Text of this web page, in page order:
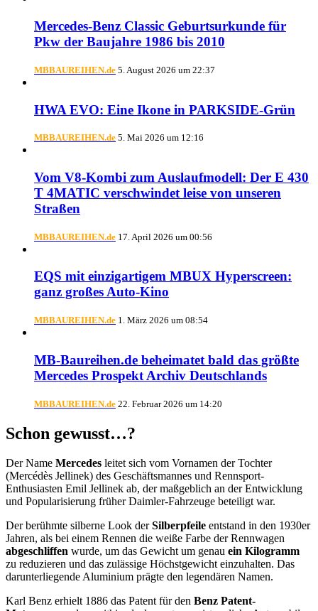
Mercedes-Benz Classic Geburtsurkunde für
Pkw der Baujahre 1986 bis 2010
MBBAUREIHEN.de 5. August 2026 um 22:37
HWA EVO: Eine Ikone in PARKSIDE-Grün
MBBAUREIHEN.de 5. Mai 2026 um 12:16
Vom V8-Kombi zum Auslaufmodell: Der E 430
T 4MATIC verschwindet leise von unseren
Straßen
MBBAUREIHEN.de 17. April 2026 um 00:56
EQS mit einzigartigem MBUX Hyperscreen:
ganz großes Auto-Kino
MBBAUREIHEN.de 1. März 2026 um 08:54
MB-Baureihen.de beheimatet bald das größte
Mercedes Prospekt Archiv Deutschlands
MBBAUREIHEN.de 22. Februar 2026 um 14:20
Schon gewusst…?
Der Name Mercedes leitet sich vom Vornamen der Tochter
(Mercédès Jellinek) des Geschäftsmannes und Rennsport-
Enthusiasten Emil Jellinek ab, der maßgeblich an der Entwicklung
und Popularisierung früher Daimler-Fahrzeuge beteiligt war.
Der berühmte silberne Look derSilberpfeile entstand in den 1930er
Jahren, als bei einem Rennen die weiße Farbe der Rennwagen
abgeschliffen wurde, um das Gewicht um genau ein Kilogramm
zu reduzieren und das zulässige Höchstgewicht einzuhalten. Das
darunterliegende Aluminium prägte den legendären Namen.
Karl Benz erhielt 1886 das Patent für den Benz Patent-